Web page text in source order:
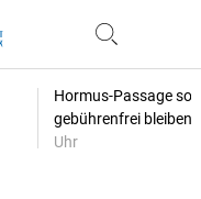
Hormus-Passage
gebührenfrei bleiben
Uhr